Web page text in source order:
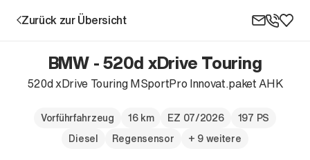
Aktion
Zurück zur Übersicht
BMW - 520d xDrive Touring
520d xDrive Touring MSportPro Innovat.paket AHK
Vorführfahrzeug 16 km EZ 07/2026
197 PS
Diesel
Regensensor + 9 weitere